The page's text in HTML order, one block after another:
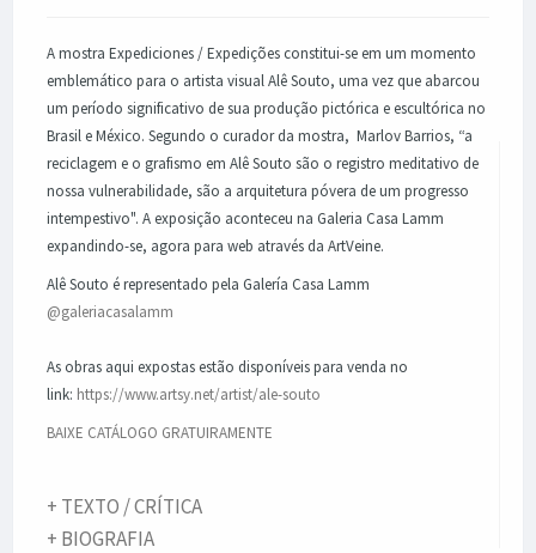
A mostra Expediciones / Expedições constitui-se em um momento
emblemático para o artista visual Alê Souto, uma vez que abarcou
um período significativo de sua produção pictórica e escultórica no
Brasil e México. Segundo o curador da mostra, Marlov Barrios, “a
reciclagem e o grafismo em Alê Souto são o registro meditativo de
nossa vulnerabilidade, são a arquitetura póvera de um progresso
intempestivo". A exposição aconteceu na Galeria Casa Lamm
expandindo-se, agora para web através da ArtVeine.
Alê Souto é representado pela Galería Casa Lamm
@galeriacasalamm
As obras aqui expostas estão disponíveis para venda no
link: https://www.artsy.net/artist/ale-souto
BAIXE CATÁLOGO GRATUIRAMENTE
+ TEXTO / CRÍTICA
+ BIOGRAFIA